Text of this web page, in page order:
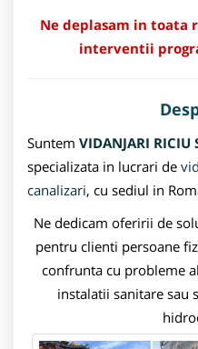
Ne deplasam in toata
interventii
Suntem VIDANJARI RICIU
specializata in lucrari de
canalizari, cu sediul in
Ne dedicam oferirii de
pentru clienti persoane
confrunta cu probleme
instalatii sanitare sau